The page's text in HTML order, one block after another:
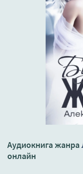
Аудиокнига жанра
онлайн